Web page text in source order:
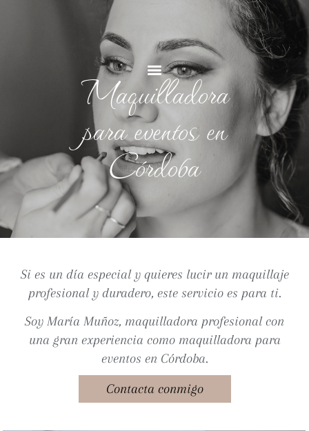
Maquilladora
para eventos en
Córdoba
Si es un día especial y quieres lucir un maquillaje
profesional y duradero, este servicio es para ti.
Soy María Muñoz, maquilladora profesional con
una gran experiencia como maquilladora para
eventos en Córdoba.
Contacta conmigo